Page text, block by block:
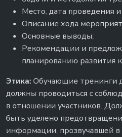
Место, дата проведения и
Описание хода
Основные выводы;
Рекомендации и
планированию
Этика: Обучающие тренинги
должны проводиться с
в отношении участников.
быть уделено
информации, прозвучавшей